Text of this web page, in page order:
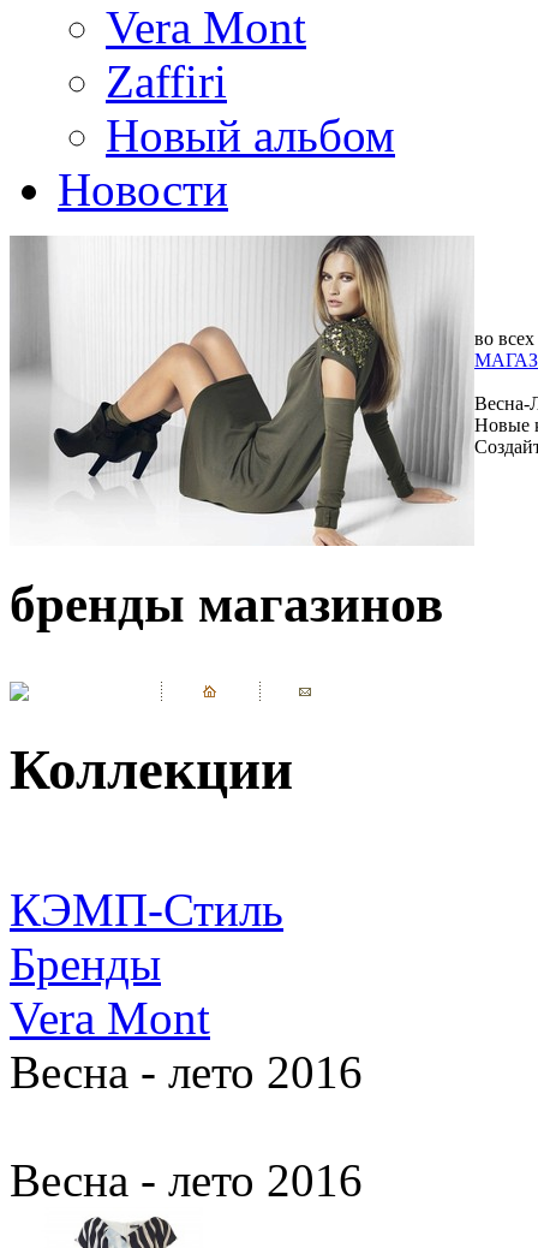
Vera Mont
Zaffiri
Новый альбом
Новости
во всех
Весна-
Новые
бренды магазинов
Коллекции
КЭМП-Стиль
Бренды
Vera Mont
Весна - лето 2016
Весна - лето 2016